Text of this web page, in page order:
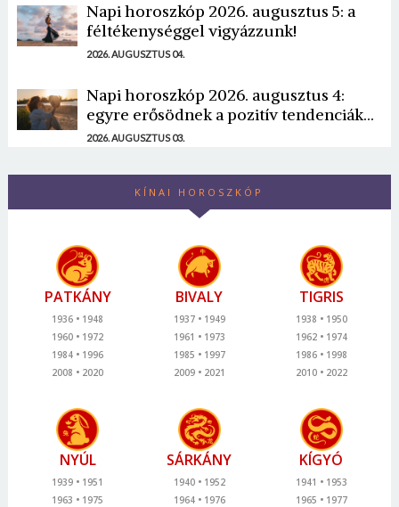
Napi horoszkóp 2026. augusztus 5: a
féltékenységgel vigyázzunk!
2026. AUGUSZTUS 04.
Napi horoszkóp 2026. augusztus 4:
egyre erősödnek a pozitív tendenciák...
2026. AUGUSZTUS 03.
KÍNAI HOROSZKÓP
PATKÁNY
1936
1948
1960
1972
1984
1996
2008
2020
BIVALY
1937
1949
1961
1973
1985
1997
2009
2021
TIGRIS
1938
1950
1962
1974
1986
1998
2010
2022
NYÚL
1939
1951
1963
1975
SÁRKÁNY
1940
1952
1964
1976
KÍGYÓ
1941
1953
1965
1977